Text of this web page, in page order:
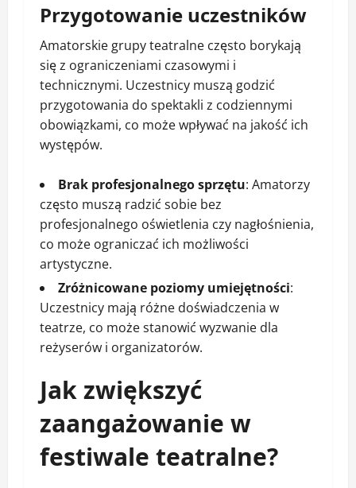
Przygotowanie uczestników
Amatorskie grupy teatralne często borykają
się z ograniczeniami czasowymi i
technicznymi. Uczestnicy muszą godzić
przygotowania do spektakli z codziennymi
obowiązkami, co może wpływać na jakość ich
występów.
Brak profesjonalnego sprzętu: Amatorzy
często muszą radzić sobie bez
profesjonalnego oświetlenia czy nagłośnienia,
co może ograniczać ich możliwości
artystyczne.
Zróżnicowane poziomy umiejętności:
Uczestnicy mają różne doświadczenia w
teatrze, co może stanowić wyzwanie dla
reżyserów i organizatorów.
Jak zwiększyć
zaangażowanie w
festiwale teatralne?